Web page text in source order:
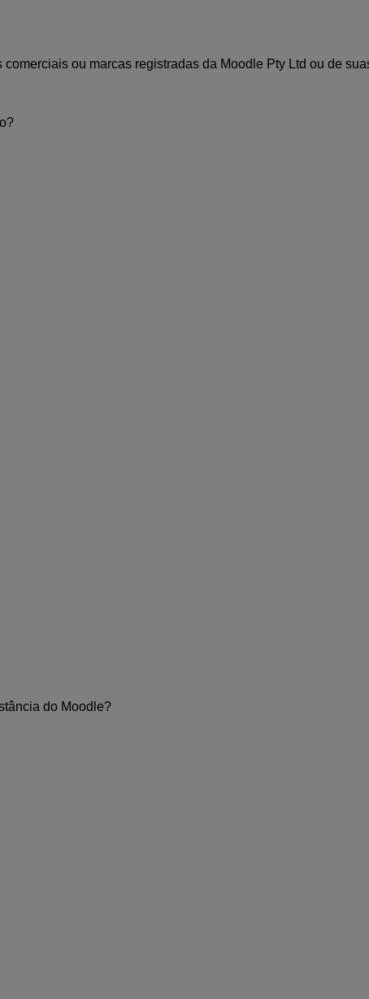
ou marcas registradas da Moodle Pty Ltd ou de
do Moodle?